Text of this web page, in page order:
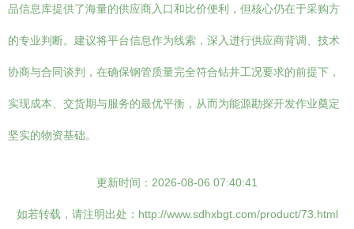
品信息库提供了海量的供应商入口和比价便利，但核心仍在于采购方
的专业判断。建议将平台信息作为线索，深入进行供应商背调、技术
协商与合同谈判，在确保钢管质量完全符合钻井工况要求的前提下，
实现成本、交货期与服务的最优平衡，从而为能源勘探开发作业奠定
坚实的物资基础。
更新时间：2026-08-06 07:40:41
如若转载，请注明出处：http://www.sdhxbgt.com/product/73.html